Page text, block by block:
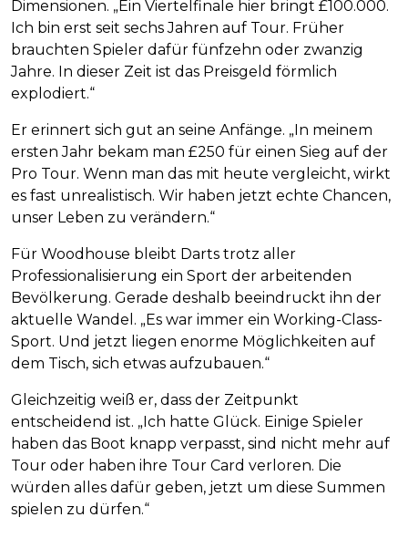
Dimensionen. „Ein Viertelfinale hier bringt £100.000.
Ich bin erst seit sechs Jahren auf Tour. Früher
brauchten Spieler dafür fünfzehn oder zwanzig
Jahre. In dieser Zeit ist das Preisgeld förmlich
explodiert.“
Er erinnert sich gut an seine Anfänge. „In meinem
ersten Jahr bekam man £250 für einen Sieg auf der
Pro Tour. Wenn man das mit heute vergleicht, wirkt
es fast unrealistisch. Wir haben jetzt echte Chancen,
unser Leben zu verändern.“
Für Woodhouse bleibt Darts trotz aller
Professionalisierung ein Sport der arbeitenden
Bevölkerung. Gerade deshalb beeindruckt ihn der
aktuelle Wandel. „Es war immer ein Working-Class-
Sport. Und jetzt liegen enorme Möglichkeiten auf
dem Tisch, sich etwas aufzubauen.“
Gleichzeitig weiß er, dass der Zeitpunkt
entscheidend ist. „Ich hatte Glück. Einige Spieler
haben das Boot knapp verpasst, sind nicht mehr auf
Tour oder haben ihre Tour Card verloren. Die
würden alles dafür geben, jetzt um diese Summen
spielen zu dürfen.“